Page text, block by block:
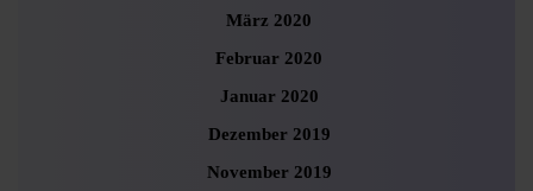
März 2020
Februar 2020
Januar 2020
Dezember 2019
November 2019